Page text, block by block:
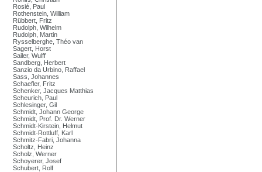
Rosié, Paul
Rothenstein, William
Rübbert, Fritz
Rudolph, Wilhelm
Rudolph, Martin
Rysselberghe, Théo van
Sagert, Horst
Sailer, Wulff
Sandberg, Herbert
Sanzio da Urbino, Raffael
Sass, Johannes
Schaefler, Fritz
Schenker, Jacques Matthias
Scheurich, Paul
Schlesinger, Gil
Schmidt, Johann George
Schmidt, Prof. Dr. Werner
Schmidt-Kirstein, Helmut
Schmidt-Rottluff, Karl
Schmitz-Fabri, Johanna
Scholtz, Heinz
Scholz, Werner
Schoyerer, Josef
Schubert, Rolf